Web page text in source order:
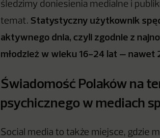
śledzimy doniesienia medialne i
temat. Statystyczny użytkownik
aktywnego dnia, czyli zgodnie z
młodzież w wieku 16-24 lat – nawet
Świadomość Polaków na
psychicznego w mediach
Social media to także miejsce, gdzie